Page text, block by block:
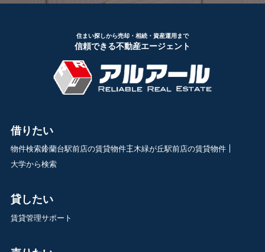
住まい探しから売却・相続・資産運用まで
信頼できる不動産エージェント
借りたい
物件検索鈴蘭台駅前店の賃貸物件三木緑が丘駅前店の賃貸物件
大学から検索
貸したい
賃貸管理サポート